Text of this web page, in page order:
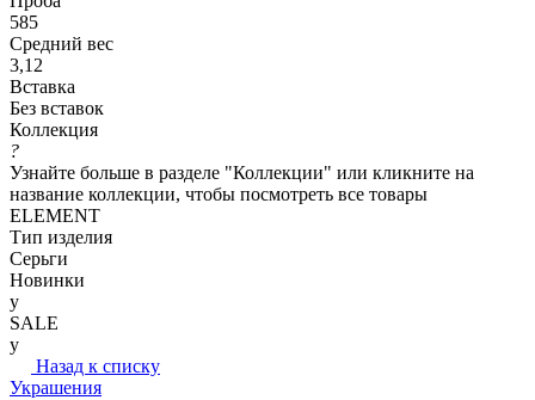
585
Средний вес
3,12
Вставка
Без вставок
Коллекция
?
Узнайте больше в разделе "Коллекции" или кликните на
название коллекции, чтобы посмотреть все товары
ELEMENT
Тип изделия
Серьги
Новинки
y
SALE
y
Назад к списку
Украшения